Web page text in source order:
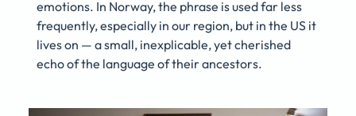
emotions. In Norway, the phrase is used far less
frequently, especially in our region, but in the US it
lives on — a small, inexplicable, yet cherished
echo of the language of their ancestors.